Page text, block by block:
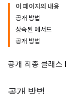
이 페이지의 내용
공개 방법
상속된 메서드
공개 방법
공개 최종 클래스